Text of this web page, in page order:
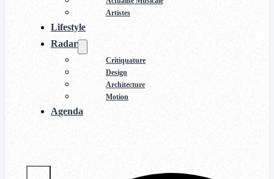
Artistes
Lifestyle
Radar
Critiquature
Design
Architecture
Motion
Agenda